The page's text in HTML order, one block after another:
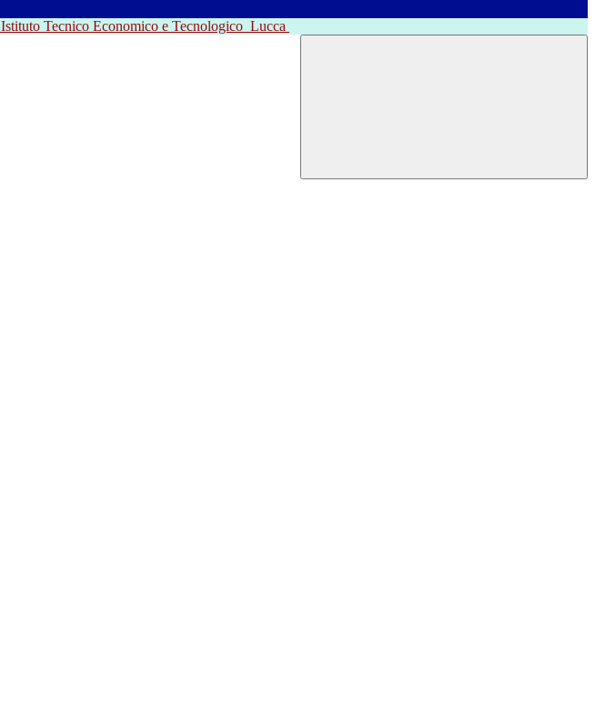
Istituto Tecnico Economico e Tecnologico Lucca